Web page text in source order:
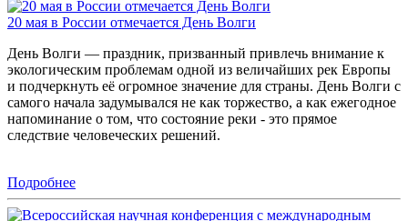
20 мая в России отмечается День Волги
День Волги — праздник, призванный привлечь внимание к
экологическим проблемам одной из величайших рек Европы
и подчеркнуть её огромное значение для страны. День Волги с
самого начала задумывался не как торжество, а как ежегодное
напоминание о том, что состояние реки - это прямое
следствие человеческих решений.
Подробнее